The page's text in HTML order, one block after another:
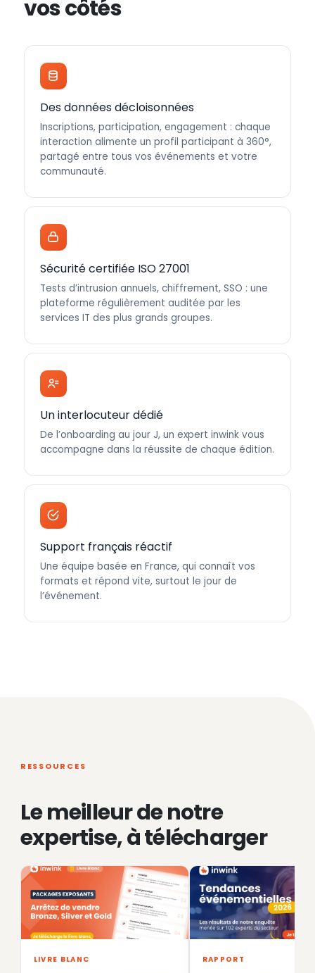
vos côtés
Des données décloisonnées
Inscriptions, participation, engagement : chaque
interaction alimente un profil participant à 360°,
partagé entre tous vos événements et votre
communauté.
Sécurité certifiée ISO 27001
Tests d’intrusion annuels, chiffrement, SSO : une
plateforme régulièrement auditée par les
services IT des plus grands groupes.
Un interlocuteur dédié
De l’onboarding au jour J, un expert inwink vous
accompagne dans la réussite de chaque édition.
Support français réactif
Une équipe basée en France, qui connaît vos
formats et répond vite, surtout le jour de
l’événement.
RESSOURCES
Le meilleur de notre
expertise, à télécharger
LIVRE BLANC RAPPORT